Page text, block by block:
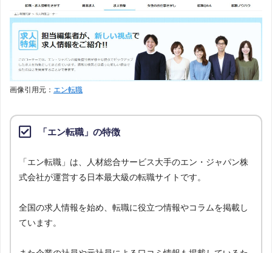
画像引用元： エン転職
「エン転職」の特徴
「エン転職」は、人材総合サービス大手のエン・ジャパン株
式会社が運営する日本最大級の転職サイトです。
全国の求人情報を始め、転職に役立つ情報やコラムを掲載し
ています。